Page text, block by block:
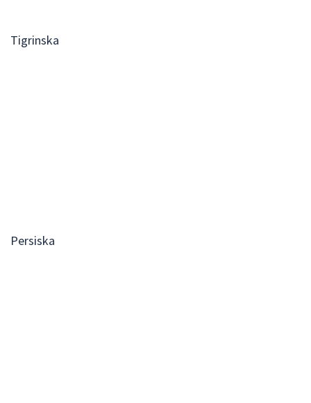
Tigrinska
Persiska